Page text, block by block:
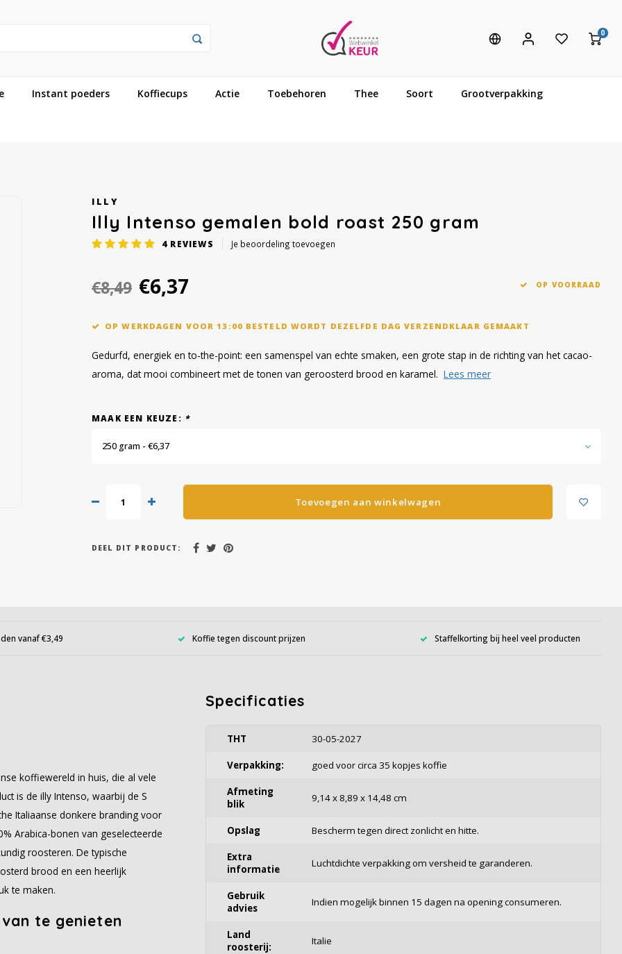
0
Instant poeders Koffiecups Actie Toebehoren Thee Soort Grootverpakking
ILLY
Illy Intenso gemalen bold roast 250 gram
4 REVIEWS Je beoordeling toevoegen
€8,49 €6,37 OP VOORRAAD
OP WERKDAGEN VOOR 13:00 BESTELD WORDT DEZELFDE DAG VERZENDKLAAR GEMAAKT
Gedurfd, energiek en to-the-point: een samenspel van echte smaken, een grote stap in de richting van het cacao-
aroma, dat mooi combineert met de tonen van geroosterd brood en karamel. Lees meer
MAAK EEN KEUZE: *
250 gram - €6,37
Toevoegen aan winkelwagen
DEEL DIT PRODUCT:
vanaf €3,49 Koffie tegen discount prijzen Staffelkorting bij heel veel producten
koffiewereld in huis, die al vele
is de illy Intenso, waarbij de S
Italiaanse donkere branding voor
Arabica-bonen van geselecteerde
roosteren. De typische
brood en een heerlijk
te maken.
te genieten
Specificaties
THT 30-05-2027
Verpakking: goed voor circa 35 kopjes koffie
Afmeting
blik
‎9,14 x 8,89 x 14,48 cm
Opslag Bescherm tegen direct zonlicht en hitte.
Extra
informatie
Luchtdichte verpakking om versheid te garanderen.
Gebruik
advies
Indien mogelijk binnen 15 dagen na opening consumeren.
Land
roosterij:
Italie